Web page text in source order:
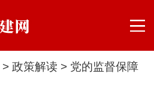
>政策解读 > 党的监督保障